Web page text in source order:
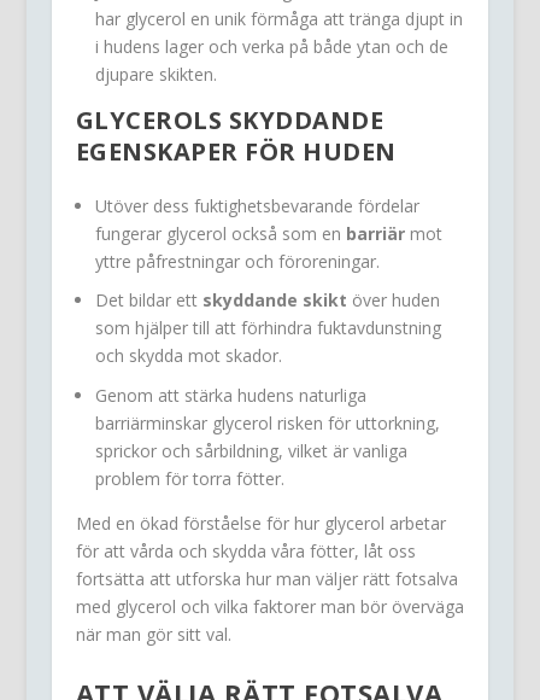
har glycerol en unik förmåga att tränga djupt in
i hudens lager och verka på både ytan och de
djupare skikten.
GLYCEROLS SKYDDANDE
EGENSKAPER FÖR HUDEN
Utöver dess fuktighetsbevarande fördelar
fungerar glycerol också som en barriärmot
yttre påfrestningar och föroreningar.
Det bildar ett skyddande skikt över huden
som hjälper till att förhindra fuktavdunstning
och skydda mot skador.
Genom att stärka hudens naturliga
barriärminskar glycerol risken för uttorkning,
sprickor och sårbildning, vilket är vanliga
problem för torra fötter.
Med en ökad förståelse för hur glycerol arbetar
för att vårda och skydda våra fötter, låt oss
fortsätta att utforska hur man väljer rätt fotsalva
med glycerol och vilka faktorer man bör överväga
när man gör sitt val.
ATT VÄLJA RÄTT FOTSALVA